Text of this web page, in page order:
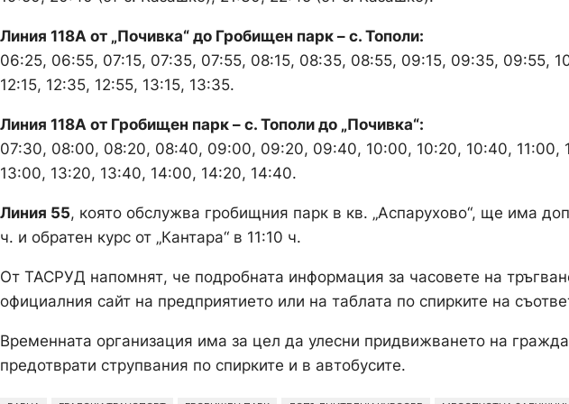
Линия 118А от „Почивка“ до Гробищен парк – с. Тополи:
06:25, 06:55, 07:15, 07:35, 07:55, 08:15, 08:35, 08:55, 09:15, 09:35, 09:55,
12:15, 12:35, 12:55, 13:15, 13:35.
Линия 118А от Гробищен парк – с. Тополи до „Почивка“:
07:30, 08:00, 08:20, 08:40, 09:00, 09:20, 09:40, 10:00, 10:20, 10:40, 11:00,
13:00, 13:20, 13:40, 14:00, 14:20, 14:40.
Линия 55, която обслужва гробищния парк в кв. „Аспарухово“, ще има
ч. и обратен курс от „Кантара“ в 11:10 ч.
От ТАСРУД напомнят, че подробната информация за часовете на
официалния сайт на предприятието или на таблата по спирките на
Временната организация има за цел да улесни придвижването на
предотврати струпвания по спирките и в автобусите.